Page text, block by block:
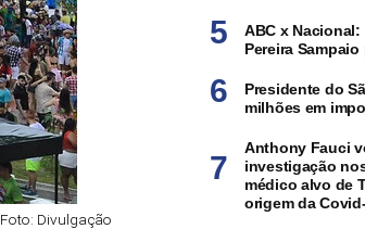
Foto: Divulgação
ABC x Nacional:
Pereira
Presidente do
milhões em
Anthony Fauci
investigação
médico alvo de
origem da